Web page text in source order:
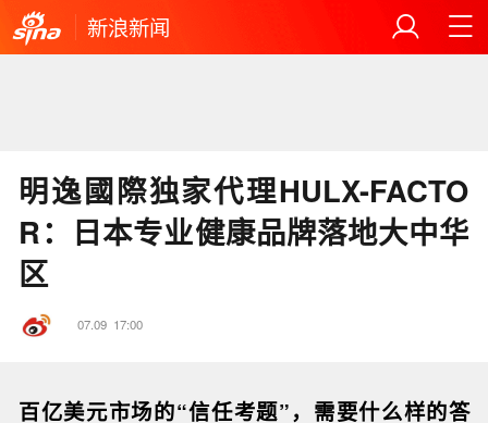
新浪新闻
明逸國際独家代理HULX-FACTO
R：日本专业健康品牌落地大中华
区
07.09 17:00
百亿美元市场的“信任考题”，需要什么样的答